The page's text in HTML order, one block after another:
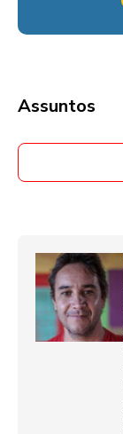
Assuntos